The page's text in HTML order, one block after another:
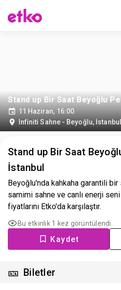
Stand up Bir Saat Beyoğlu
11 Haziran, 16:00
Infiniti Sahne - Beyoğlu, İstanbul
Stand up Bir Saat
İstanbul
Beyoğlu'nda kahkaha garantili
samimi sahne ve canlı enerji
fiyatlarını Etko'da karşılaştır.
Bu etkinlik 1 kez görüntülendi.
Kaydet
🎫 Biletler